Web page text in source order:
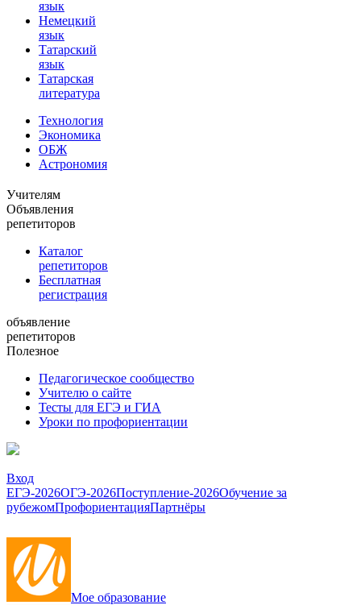
язык
Немецкий
язык
Татарский
язык
Татарская
литература
Технология
Экономика
ОБЖ
Астрономия
Учителям
Объявления
репетиторов
Каталог
репетиторов
Бесплатная
регистрация
объявление
репетиторов
Полезное
Педагогическое сообщество
Учителю о сайте
Тесты для ЕГЭ и ГИА
Уроки по профориентации
Вход
ЕГЭ-2026ОГЭ-2026Поступление-2026Обучение за
рубежомПрофориентацияПартнёры
Мое образование